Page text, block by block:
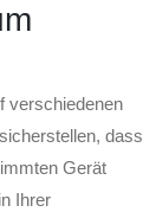
verschiedenen
dass
Gerät
Ihrer